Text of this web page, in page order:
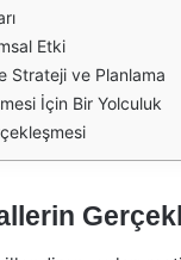
Etki
Strateji ve Planlama
İçin Bir Yolculuk